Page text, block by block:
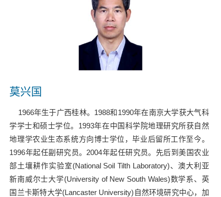
莫兴国
1966年生于广西桂林。1988和1990年在南京大学获大气科
学学士和硕士学位。1993年在中国科学院地理研究所获自然
地理学农业生态系统方向博士学位，毕业后留所工作至今。
1996年起任副研究员。2004年起任研究员。先后到美国农业
部土壤耕作实验室(National Soil Tilth Laboratory)、澳大利亚
新南威尔士大学(University of New South Wales)数学系、英
国兰卡斯特大学(Lancaster University)自然环境研究中心，加